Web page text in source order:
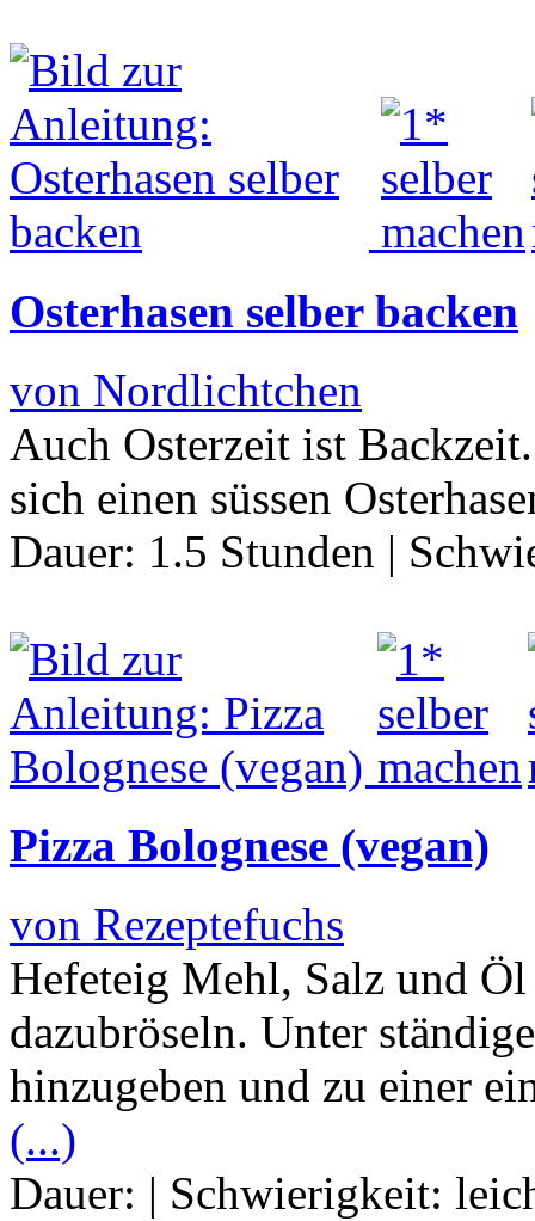
Osterhasen selber backen
von Nordlichtchen
Auch Osterzeit ist
sich einen süssen
Dauer: 1.5 Stunden |
Pizza Bolognese (vegan)
von Rezeptefuchs
Hefeteig Mehl, Salz und
dazubröseln. Unter
hinzugeben und zu einer
(...)
Dauer: | Schwierigkeit: